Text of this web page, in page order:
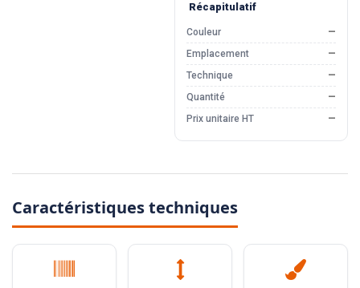
Récapitulatif
Couleur
—
Emplacement
—
Technique
—
Quantité
—
Prix unitaire HT
—
Caractéristiques techniques